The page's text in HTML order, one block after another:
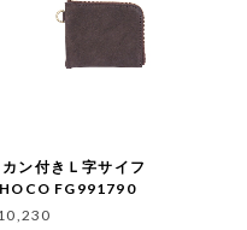
カン付きＬ字サイフ
FG991790